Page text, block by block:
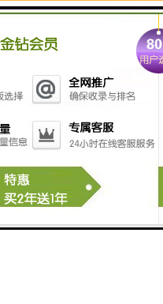
GCDH-W 皮带打滑开关在港口码头的应用
HQSD-C型系列速度监控仪